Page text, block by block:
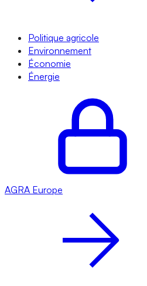
Politique agricole
Environnement
Économie
Énergie
AGRA Europe